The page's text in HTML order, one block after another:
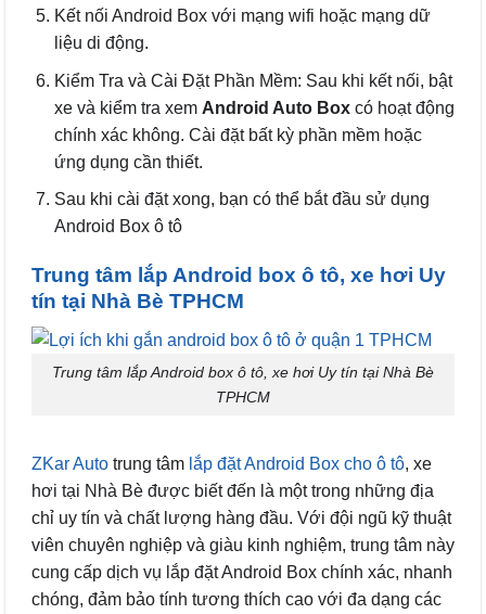
Kết nối Android Box với mạng wifi hoặc mạng dữ
liệu di động.
Kiểm Tra và Cài Đặt Phần Mềm: Sau khi kết nối, bật
xe và kiểm tra xem Android Auto Boxcó hoạt động
chính xác không. Cài đặt bất kỳ phần mềm hoặc
ứng dụng cần thiết.
Sau khi cài đặt xong, bạn có thể bắt đầu sử dụng
Android Box ô tô
Trung tâm lắp Android box ô tô, xe hơi Uy
tín tại Nhà Bè TPHCM
Trung tâm lắp Android box ô tô, xe hơi Uy tín tại Nhà Bè
TPHCM
ZKar Auto trung tâm lắp đặt Android Box cho ô tô, xe
hơi tại Nhà Bè được biết đến là một trong những địa
chỉ uy tín và chất lượng hàng đầu. Với đội ngũ kỹ thuật
viên chuyên nghiệp và giàu kinh nghiệm, trung tâm này
cung cấp dịch vụ lắp đặt Android Box chính xác, nhanh
chóng, đảm bảo tính tương thích cao với đa dạng các